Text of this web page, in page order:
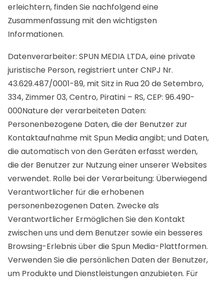
erleichtern, finden Sie nachfolgend eine
Zusammenfassung mit den wichtigsten
Informationen.
Datenverarbeiter: SPUN MEDIA LTDA, eine private
juristische Person, registriert unter CNPJ Nr.
43.629.487/0001-89, mit Sitz in Rua 20 de Setembro,
334, Zimmer 03, Centro, Piratini – RS, CEP: 96.490-
000Nature der verarbeiteten Daten:
Personenbezogene Daten, die der Benutzer zur
Kontaktaufnahme mit Spun Media angibt; und Daten,
die automatisch von den Geräten erfasst werden,
die der Benutzer zur Nutzung einer unserer Websites
verwendet. Rolle bei der Verarbeitung: Überwiegend
Verantwortlicher für die erhobenen
personenbezogenen Daten. Zwecke als
Verantwortlicher Ermöglichen Sie den Kontakt
zwischen uns und dem Benutzer sowie ein besseres
Browsing-Erlebnis über die Spun Media-Plattformen.
Verwenden Sie die persönlichen Daten der Benutzer,
um Produkte und Dienstleistungen anzubieten. Für